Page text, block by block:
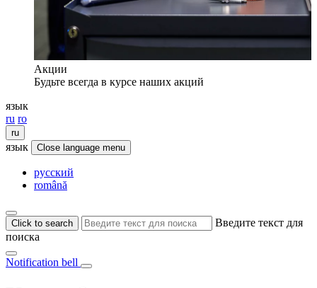
Акции
Будьте всегда в курсе наших акций
язык
ru ro
ru
язык Close language menu
русский
română
Click to search
Введите текст для
поиска
Notification bell